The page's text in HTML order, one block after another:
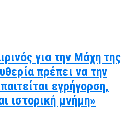
για την Μάχη της
πρέπει να την
εγρήγορση,
ιστορική μνήμη»